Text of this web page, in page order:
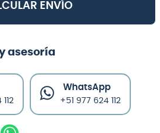
ENVÍO
asesoría
WhatsApp
+51 977 624 112